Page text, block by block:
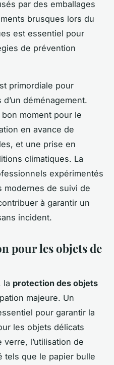
par des emballages
brusques lors du
est essentiel pour
de prévention
primordiale pour
déménagement.
moment pour le
en avance de
et une prise en
climatiques. La
expérimentés
modernes de suivi de
à garantir un
incident.
pour les objets de
la protection des objets
majeure. Un
pour garantir la
les objets délicats
l’utilisation de
tels que le papier bulle